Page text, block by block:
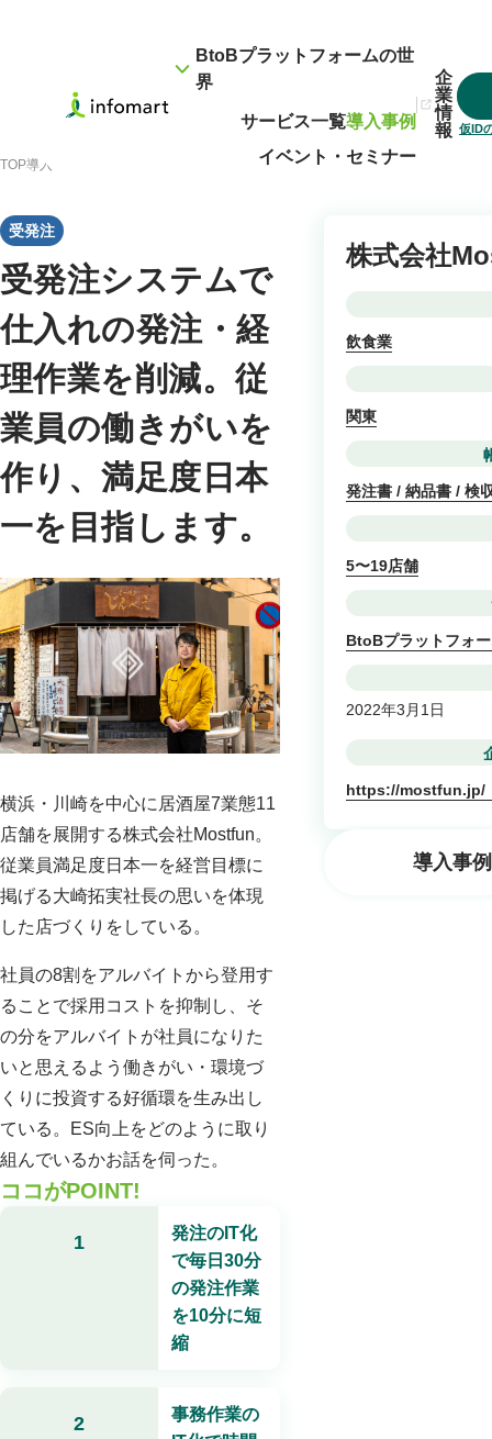
BtoBプラットフォームの世
界
サービス一覧導入事例
イベント・セミナー
企
業
情
報 仮ID
TOP導入事例 受発注システムで仕入れの発注・経理作業を削減。従業員の働きが
受発注
受発注システムで
仕入れの発注・経
理作業を削減。従
業員の働きがいを
作り、満足度日本
一を目指します。
株式会社
飲食業
関東
発注書 / 納品書 / 検
5〜19店舗
BtoBプラットフォ
2022年3月1日
https://mostfun.jp/
導入事
横浜・川崎を中心に居酒屋7業態11
店舗を展開する株式会社Mostfun。
従業員満足度日本一を経営目標に
掲げる大崎拓実社長の思いを体現
した店づくりをしている。
社員の8割をアルバイトから登用す
ることで採用コストを抑制し、そ
の分をアルバイトが社員になりた
いと思えるよう働きがい・環境づ
くりに投資する好循環を生み出し
ている。ES向上をどのように取り
組んでいるかお話を伺った。
ココがPOINT!
1
発注のIT化
で毎日30分
の発注作業
を10分に短
縮
2
事務作業の